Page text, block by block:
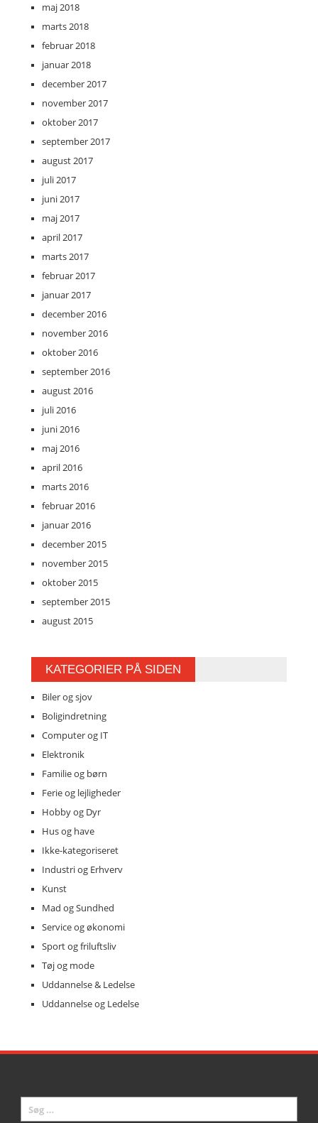
maj 2018
marts 2018
februar 2018
januar 2018
december 2017
november 2017
oktober 2017
september 2017
august 2017
juli 2017
juni 2017
maj 2017
april 2017
marts 2017
februar 2017
januar 2017
december 2016
november 2016
oktober 2016
september 2016
august 2016
juli 2016
juni 2016
maj 2016
april 2016
marts 2016
februar 2016
januar 2016
december 2015
november 2015
oktober 2015
september 2015
august 2015
KATEGORIER PÅ SIDEN
Biler og sjov
Boligindretning
Computer og IT
Elektronik
Familie og børn
Ferie og lejligheder
Hobby og Dyr
Hus og have
Ikke-kategoriseret
Industri og Erhverv
Kunst
Mad og Sundhed
Service og økonomi
Sport og friluftsliv
Tøj og mode
Uddannelse & Ledelse
Uddannelse og Ledelse